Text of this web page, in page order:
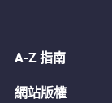
A-Z 指南
網站版權